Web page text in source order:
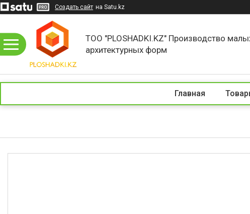
Создать сайт на Satu.kz
ТОО "PLOSHADKI.KZ" Производство
архитектурных форм
Главная